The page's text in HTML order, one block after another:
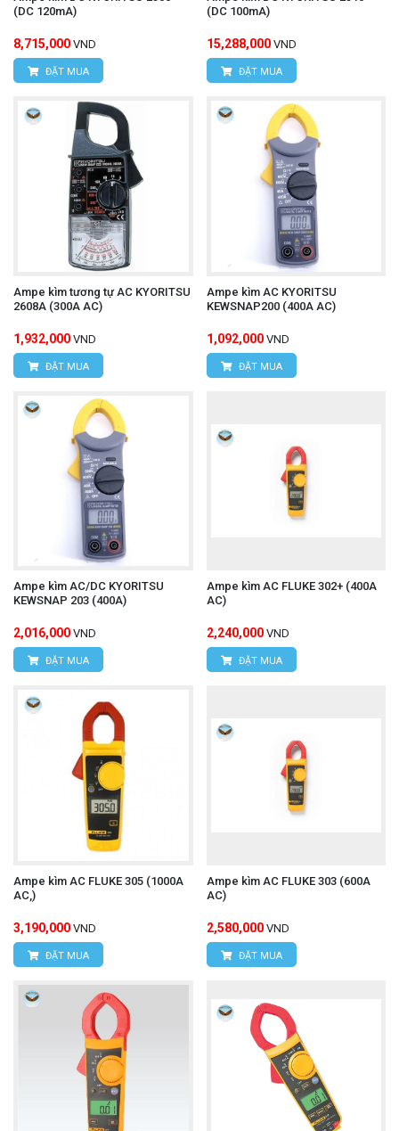
(DC 120mA)
8,715,000 VND
ĐẶT MUA
(DC 100mA)
15,288,000 VND
ĐẶT MUA
Ampe kìm tương tự AC KYORITSU
2608A (300A AC)
1,932,000 VND
ĐẶT MUA
Ampe kìm AC KYORITSU
KEWSNAP200 (400A AC)
1,092,000 VND
ĐẶT MUA
Ampe kìm AC/DC KYORITSU
KEWSNAP 203 (400A)
2,016,000 VND
ĐẶT MUA
Ampe kìm AC FLUKE 302+ (400A
AC)
2,240,000 VND
ĐẶT MUA
Ampe kìm AC FLUKE 305 (1000A
AC,)
3,190,000 VND
ĐẶT MUA
Ampe kìm AC FLUKE 303 (600A
AC)
2,580,000 VND
ĐẶT MUA